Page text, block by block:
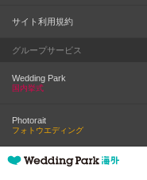
サイト利用規約
グループサービス
Wedding Park
国内挙式
Photorait
フォトウエディング